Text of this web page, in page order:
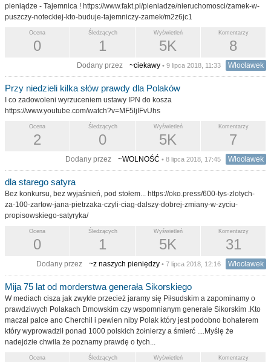
pieniądze - Tajemnica ! https://www.fakt.pl/pieniadze/nieruchomosci/zamek-w-
puszczy-noteckiej-kto-buduje-tajemniczy-zamek/m2z6jc1
Komentarzy
8
Wyświetleń
5K
Śledzących
1
Ocena
0
Dodany przez ~ciekawy • 9 lipca 2018, 11:33 Włocławek
Przy niedzieli kilka słów prawdy dla Polaków
I co zadowoleni wyrzuceniem ustawy IPN do kosza
https://www.youtube.com/watch?v=MF5ljIFvUhs
Komentarzy
7
Wyświetleń
5K
Śledzących
0
Ocena
2
Dodany przez ~WOLNOŚĆ • 8 lipca 2018, 17:45 Włocławek
dla starego satyra
Bez konkursu, bez wyjaśnień, pod stołem... https://oko.press/600-tys-zlotych-
za-100-zartow-jana-pietrzaka-czyli-ciag-dalszy-dobrej-zmiany-w-zyciu-
propisowskiego-satyryka/
Komentarzy
31
Wyświetleń
5K
Śledzących
1
Ocena
0
Dodany przez ~z naszych pieniędzy • 7 lipca 2018, 12:16 Włocławek
Mija 75 lat od morderstwa generała Sikorskiego
W mediach cisza jak zwykle przecież jaramy się Piłsudskim a zapominamy o
prawdziwych Polakach Dmowskim czy wspomnianym generale Sikorskim .Kto
maczał palce ano Cherchil i pewien niby Polak który jest podobno bohaterem
który wyprowadził ponad 1000 polskich żołnierzy a śmierć ....Myślę że
nadejdzie chwila że poznamy prawdę o tych...
Komentarzy
Wyświetleń
Śledzących
Ocena